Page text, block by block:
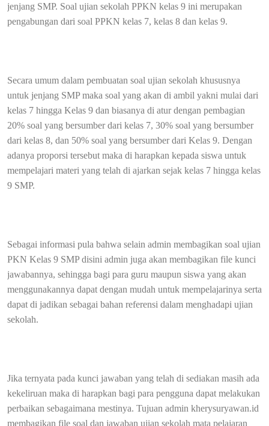
jenjang SMP. Soal ujian sekolah PPKN kelas 9 ini merupakan
pengabungan dari soal PPKN kelas 7, kelas 8 dan kelas 9.
Secara umum dalam pembuatan soal ujian sekolah khususnya
untuk jenjang SMP maka soal yang akan di ambil yakni mulai dari
kelas 7 hingga Kelas 9 dan biasanya di atur dengan pembagian
20% soal yang bersumber dari kelas 7, 30% soal yang bersumber
dari kelas 8, dan 50% soal yang bersumber dari Kelas 9. Dengan
adanya proporsi tersebut maka di harapkan kepada siswa untuk
mempelajari materi yang telah di ajarkan sejak kelas 7 hingga kelas
9 SMP.
Sebagai informasi pula bahwa selain admin membagikan soal ujian
PKN Kelas 9 SMP disini admin juga akan membagikan file kunci
jawabannya, sehingga bagi para guru maupun siswa yang akan
menggunakannya dapat dengan mudah untuk mempelajarinya serta
dapat di jadikan sebagai bahan referensi dalam menghadapi ujian
sekolah.
Jika ternyata pada kunci jawaban yang telah di sediakan masih ada
kekeliruan maka di harapkan bagi para pengguna dapat melakukan
perbaikan sebagaimana mestinya. Tujuan admin kherysuryawan.id
membagikan file soal dan jawaban ujian sekolah mata pelajaran